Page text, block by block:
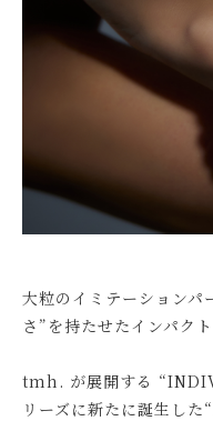
大粒のイミテーションパ
さ”を持たせたインパク
tmh. が展開する
リーズに新たに誕生し